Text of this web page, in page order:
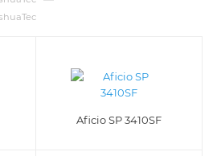
Aficio SP 3410SF